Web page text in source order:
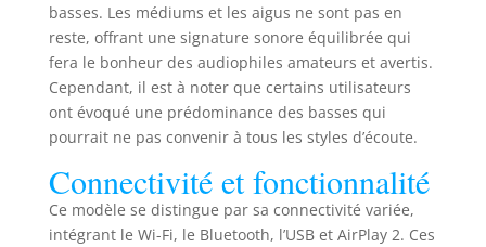
basses. Les médiums et les aigus ne sont pas en
reste, offrant une signature sonore équilibrée qui
fera le bonheur des audiophiles amateurs et avertis.
Cependant, il est à noter que certains utilisateurs
ont évoqué une prédominance des basses qui
pourrait ne pas convenir à tous les styles d’écoute.
Connectivité et fonctionnalité
Ce modèle se distingue par sa connectivité variée,
intégrant le Wi-Fi, le Bluetooth, l’USB et AirPlay 2. Ces